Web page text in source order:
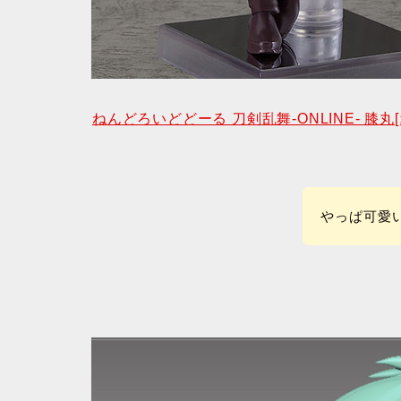
ねんどろいどどーる 刀剣乱舞-ONLINE- 膝丸
やっぱ可愛